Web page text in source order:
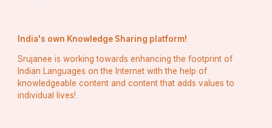
India's own Knowledge Sharing platform!
Srujanee is working towards enhancing the footprint of
Indian Languages on the Internet with the help of
knowledgeable content and content that adds values to
individual lives!